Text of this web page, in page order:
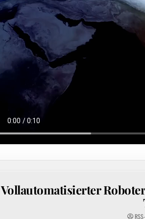
Vollautomatisierter